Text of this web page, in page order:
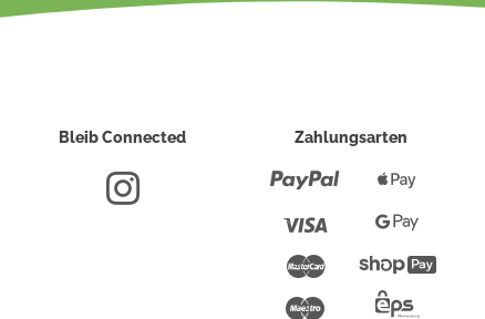
Bleib Connected Zahlungsarten
Paypal
Mastercard
Maestro
Pay
PayShopify